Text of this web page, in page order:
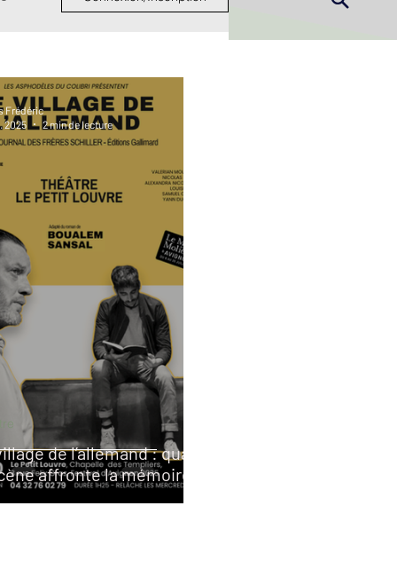
de l’allemand : quand
affronte la mémoire
Frédéric
2025
2 min de lecture